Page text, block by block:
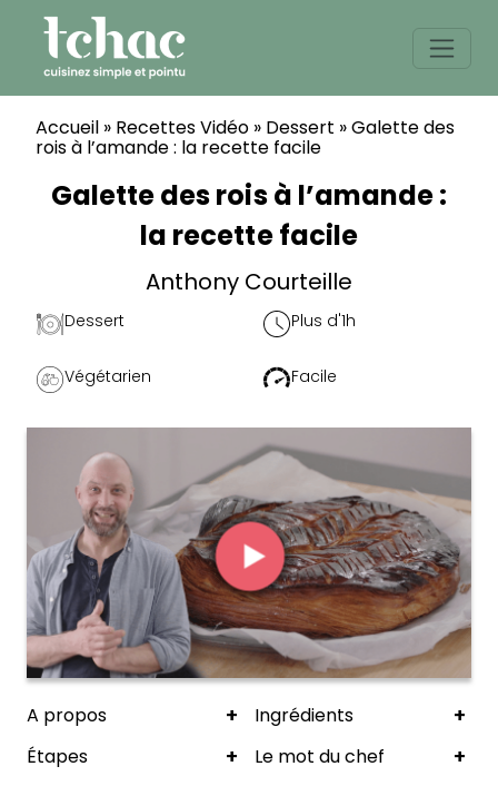
content
Accueil » Recettes Vidéo » Dessert »Galette des
rois à l’amande : la recette facile
Galette des rois à l’amande :
la recette facile
Anthony Courteille
Dessert Plus d'1h
Végétarien Facile
A propos + Ingrédients +
Étapes + Le mot du chef +